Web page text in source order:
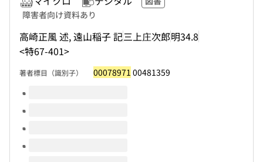
障害者向け資料あり
高崎正風 述, 遠山稲子 記三上庄次郎明34.8
<特67-401>
著者標目（識別子） 00078971 00481359
このタイトルの巻号